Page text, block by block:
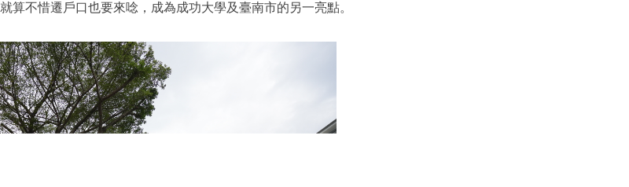
不惜遷戶口也要來唸，成為成功大學及臺南市的另一亮點。